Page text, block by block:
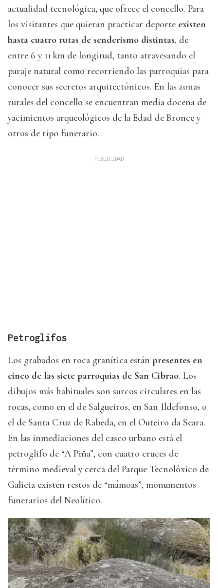
actualidad tecnológica, que ofrece el concello. Para
los visitantes que quieran practicar deporte existen
hasta cuatro rutas de senderismo distintas, de
entre 6 y 11 km de longitud, tanto atravesando el
paraje natural como recorriendo las parroquias para
conocer sus secretos arquitectónicos. En las zonas
rurales del concello se encuentran media docena de
yacimientos arqueológicos de la Edad de Bronce y
otros de tipo funerario.
Petroglifos
Los grabados en roca granítica están presentes en
cinco de las siete parroquias de San Cibrao. Los
dibujos más habituales son surcos circulares en las
rocas, como en el de Salgueiros, en San Ildefonso, o
el de Santa Cruz de Rabeda, en el Outeiro da Seara.
En las inmediaciones del casco urbano está el
petroglifo de “A Piña”, con cuatro cruces de
término medieval y cerca del Parque Tecnolóxico de
Galicia existen restos de “mámoas”, monumentos
funerarios del Neolítico.